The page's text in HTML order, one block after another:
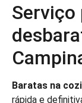
Serviço
Baratas na
rápida e